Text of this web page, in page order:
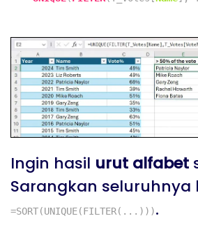
Ingin hasil urut alfabet
Sarangkan seluruhnya
=SORT(UNIQUE(FILTER(...))).